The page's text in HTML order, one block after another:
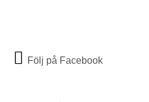
Följ på Facebook